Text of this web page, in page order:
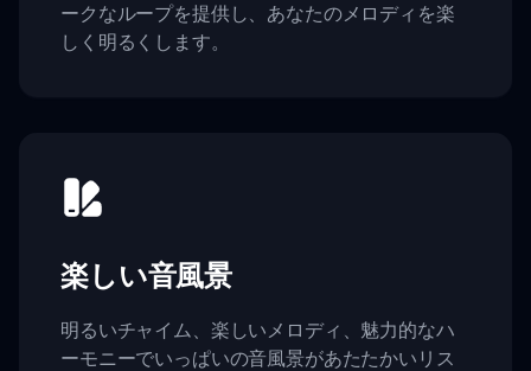
ークなループを提供し、あなたのメロディを楽
しく明るくします。
楽しい音風景
明るいチャイム、楽しいメロディ、魅力的なハ
ーモニーでいっぱいの音風景があたたかいリス